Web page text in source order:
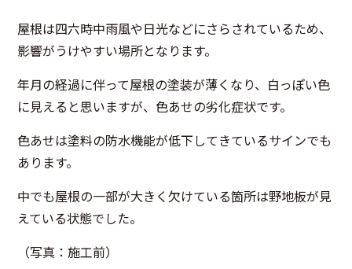
屋根は四六時中雨風や日光などにさらされているため、
影響がうけやすい場所となります。
年月の経過に伴って屋根の塗装が薄くなり、白っぽい色
に見えると思いますが、色あせの劣化症状です。
色あせは塗料の防水機能が低下してきているサインでも
あります。
中でも屋根の一部が大きく欠けている箇所は野地板が見
えている状態でした。
（写真：施工前）